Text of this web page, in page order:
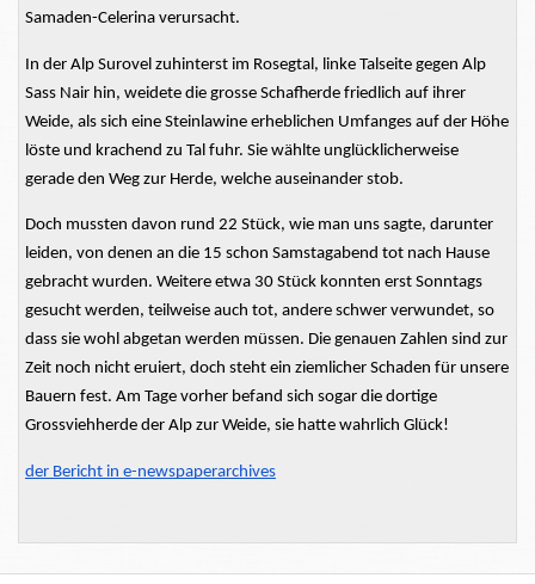
Samaden-Celerina verursacht.
In der Alp Surovel zuhinterst im Rosegtal, linke Talseite gegen Alp
Sass Nair hin, weidete die grosse Schafherde friedlich auf ihrer
Weide, als sich eine Steinlawine erheblichen Umfanges auf der Höhe
löste und krachend zu Tal fuhr. Sie wählte unglücklicherweise
gerade den Weg zur Herde, welche auseinander stob.
Doch mussten davon rund 22 Stück, wie man uns sagte, darunter
leiden, von denen an die 15 schon Samstagabend tot nach Hause
gebracht wurden. Weitere etwa 30 Stück konnten erst Sonntags
gesucht werden, teilweise auch tot, andere schwer verwundet, so
dass sie wohl abgetan werden müssen. Die genauen Zahlen sind zur
Zeit noch nicht eruiert, doch steht ein ziemlicher Schaden für unsere
Bauern fest. Am Tage vorher befand sich sogar die dortige
Grossviehherde der Alp zur Weide, sie hatte wahrlich Glück!
der Bericht in e-newspaperarchives